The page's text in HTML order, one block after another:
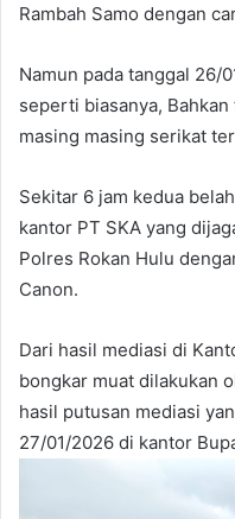
Rambah Samo dengan
Namun pada tanggal 26/
seperti biasanya,
masing masing serikat
Sekitar 6 jam kedua
kantor PT SKA yang
Polres Rokan Hulu
Canon.
Dari hasil mediasi di
bongkar muat dilakukan
hasil putusan mediasi
27/01/2026 di kantor